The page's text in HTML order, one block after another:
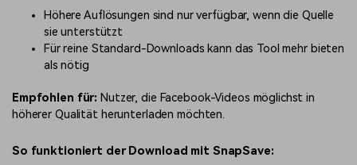
Höhere Auflösungen sind nur verfügbar, wenn die Quelle
sie unterstützt
Für reine Standard-Downloads kann das Tool mehr bieten
als nötig
Empfohlen für: Nutzer, die Facebook-Videos möglichst in
höherer Qualität herunterladen möchten.
So funktioniert der Download mit SnapSave: